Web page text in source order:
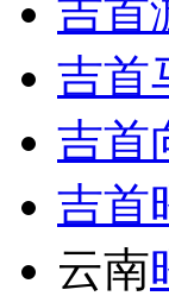
吉首
吉首
吉首
吉首
云南